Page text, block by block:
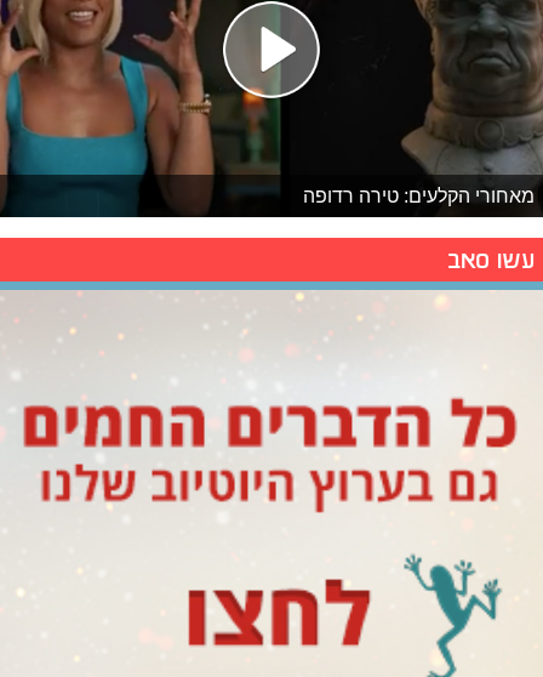
מאחורי הקלעים: טירה רדופה
עשו סאב